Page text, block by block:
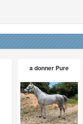
a donner Pure